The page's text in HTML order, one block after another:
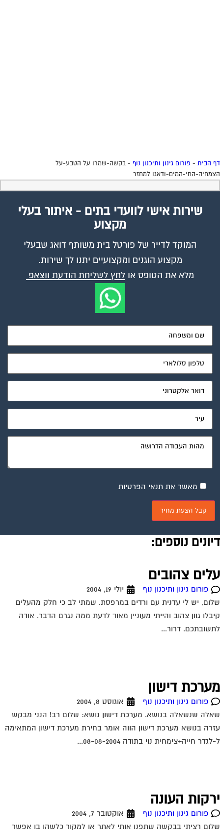
הבית- פורום גינון ותיכנון נוף- בקשה-שמרו על הטבע-על
החי-המים-ודאגו למחזר
שירות אישי לוועדי בתים - איתור בעלי
מקצוע
המוקד לדייר של פורטל בית משותף דואג שבעלי
מקצוע הוגנים ומקצועיים יתנו לך שירות.
מלא את הטופס אולחץ לשליחת הודעת ווצאפ
מאשר את תנאי הפרטיות
נוספים:
צהובים
פורום גינון ותיכנון נוף
יולי 19, 2004
יש לי עדנית עם ורדים במרפסת. שמתי לב כי חלק מהעלים
גוון צהוב והייתי מעוניין מאוד לדעת ממה נגרם הדבר. אודה
דרור...
דישון
פורום גינון ותיכנון נוף
אוגוסט 8, 2004
שנשאלה בנושא. מערכת דישון נושא: שלום רב! הנני מבקש
בנושא מערכת דישון הווה אומר בחירת מערכת דישון המתאימה
חייה+צימחית נוי בתודה 08-08-2004...
העונה
פורום גינון ותיכנון נוף
אוקטובר 7, 2004
רציתי בבקשה שתפנו אותי לאתר או למקור כלשהו בו אפשר